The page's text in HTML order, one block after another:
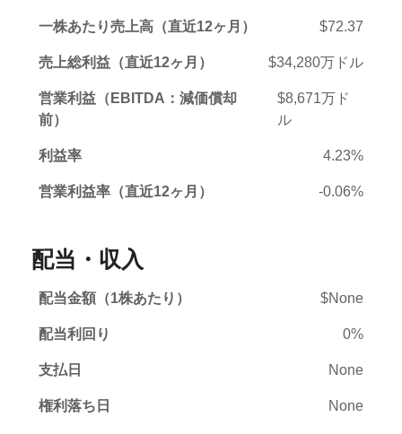
一株あたり売上高（直近12ヶ月） $72.37
売上総利益（直近12ヶ月） $34,280万ドル
営業利益（EBITDA：減価償却
前）
$8,671万ド
ル
利益率 4.23%
営業利益率（直近12ヶ月） -0.06%
配当・収入
配当金額（1株あたり） $None
配当利回り 0%
支払日 None
権利落ち日 None